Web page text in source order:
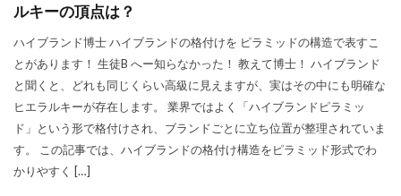
ルキーの頂点は？
ハイブランド博士 ハイブランドの格付けを ピラミッドの構造で表すこ
とがあります！ 生徒B へー知らなかった！ 教えて博士！ ハイブランド
と聞くと、どれも同じくらい高級に見えますが、実はその中にも明確な
ヒエラルキーが存在します。 業界ではよく「ハイブランドピラミッ
ド」という形で格付けされ、ブランドごとに立ち位置が整理されていま
す。 この記事では、ハイブランドの格付け構造をピラミッド形式でわ
かりやすく […]